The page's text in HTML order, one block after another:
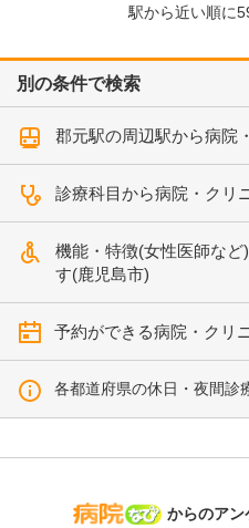
駅から近い順に
別の条件で検索
郡元駅の周辺駅から病院
診療科目から病院・クリ
機能・特徴(女性医師な
す(鹿児島市)
予約ができる病院・クリ
各都道府県の休日・夜間診
病院なび
からのアン